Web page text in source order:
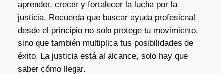
aprender, crecer y fortalecer la lucha por la
justicia. Recuerda que buscar ayuda profesional
desde el principio no solo protege tu movimiento,
sino que también multiplica tus posibilidades de
éxito. La justicia está al alcance, solo hay que
saber cómo llegar.